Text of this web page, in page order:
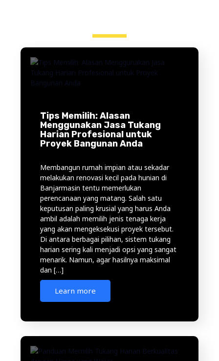
Tips Memilih: Alasan
Menggunakan Jasa Tukang
Harian Profesional untuk
Proyek Bangunan Anda
Membangun rumah impian atau sekadar
melakukan renovasi kecil pada hunian di
Banjarmasin tentu memerlukan
perencanaan yang matang. Salah satu
keputusan paling krusial yang harus Anda
ambil adalah memilih jenis tenaga kerja
yang akan mengeksekusi proyek tersebut.
Di antara berbagai pilihan, sistem tukang
harian sering kali menjadi opsi yang sangat
menarik. Namun, agar hasilnya maksimal
dan […]
Learn more